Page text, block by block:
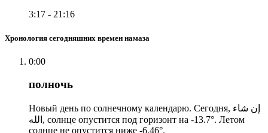
3:17 - 21:16
Хронология сегодняшних времен намаза
0:00
полночь
Новый день по солнечному календарю. Сегодня, إن شاء
الله, солнце опустится под горизонт на -13.7°. Летом
солнце не опустится ниже -6.46°.